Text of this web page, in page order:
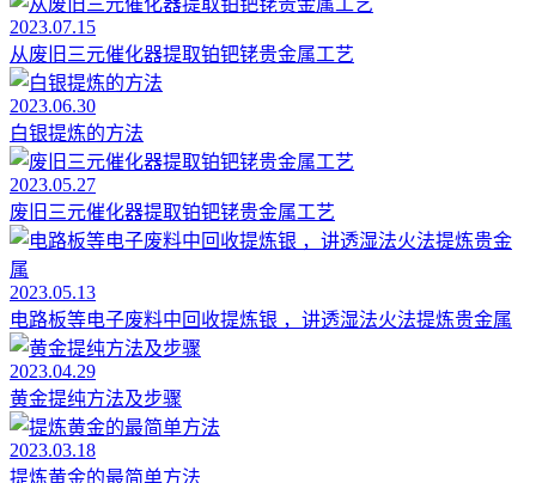
2023.07.15
从废旧三元催化器提取铂钯铑贵金属工艺
2023.06.30
白银提炼的方法
2023.05.27
废旧三元催化器提取铂钯铑贵金属工艺
2023.05.13
电路板等电子废料中回收提炼银 ，讲透湿法火法提炼贵金属
2023.04.29
黄金提纯方法及步骤
2023.03.18
提炼黄金的最简单方法